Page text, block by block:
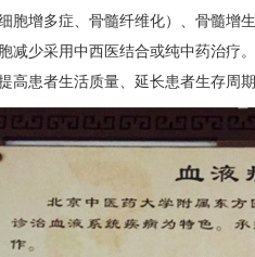
胞增多症、骨髓纤维化）、骨髓
减少采用中西医结合或纯中药治疗
高患者生活质量、延长患者生存周